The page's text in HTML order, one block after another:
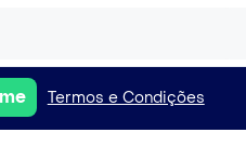
Termos e Condições